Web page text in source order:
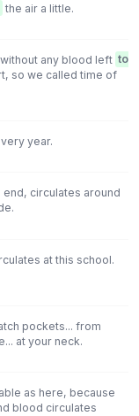
the air a little.
any blood left to
so we called time of
year.
circulates around
at this school.
pockets... from
at your neck.
as here, because
blood circulates